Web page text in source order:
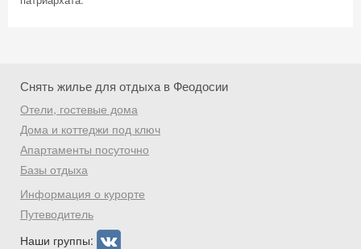
Снять жилье для отдыха в Феодосии
Отели, гостевые дома
Дома и коттеджи под ключ
Апартаменты посуточно
Базы отдыха
Информация о курорте
Путеводитель
Наши группы: